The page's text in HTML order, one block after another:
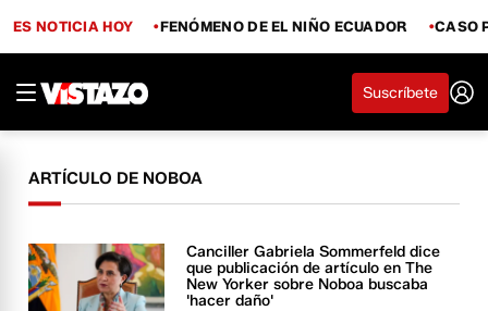
ES NOTICIA HOY FENÓMENO DE EL NIÑO ECUADOR CASO
Suscríbete
ARTÍCULO DE NOBOA
Canciller Gabriela Sommerfeld dice
que publicación de artículo en The
New Yorker sobre Noboa buscaba
'hacer daño'